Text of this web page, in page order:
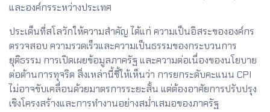
และองค์กรระหว่างประเทศ
ประเด็นที่สโลวักให้ความสำคัญ ได้แก่ ความเป็นอิสระขององค์กร
ตรวจสอบ ความรวดเร็วและความเป็นธรรมของกระบวนการ
ยุติธรรม การเปิดเผยข้อมูลภาครัฐ และความต่อเนื่องของนโยบาย
ต่อต้านการทุจริต สิ่งเหล่านี้ชี้ให้เห็นว่า การยกระดับคะแนน CPI
ไม่อาจขับเคลื่อนด้วยมาตรการระยะสั้น แต่ต้องอาศัยการปรับปรุง
เชิงโครงสร้างและการทำงานอย่างสม่ำเสมอของภาครัฐ